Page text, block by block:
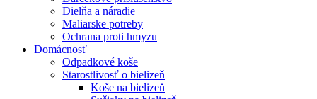
Dielňa a náradie
Maliarske potreby
Ochrana proti hmyzu
Domácnosť
Odpadkové koše
Starostlivosť o bielizeň
Koše na bielizeň